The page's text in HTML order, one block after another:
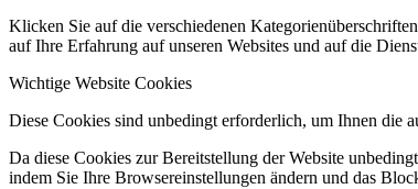
Klicken Sie auf die verschiedenen
auf Ihre Erfahrung auf unseren Websites und auf die
Wichtige Website Cookies
Diese Cookies sind unbedingt erforderlich, um Ihnen die
Da diese Cookies zur Bereitstellung der Website
indem Sie Ihre Browsereinstellungen ändern und das